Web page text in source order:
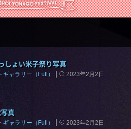
しょい米子祭り写真
ャラリー（Full）
2023年2月2日
真
ャラリー（Full）
2023年2月2日